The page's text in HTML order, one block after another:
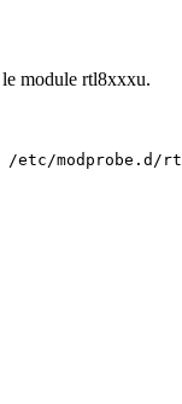
module rtl8xxxu.
modprobe.d/